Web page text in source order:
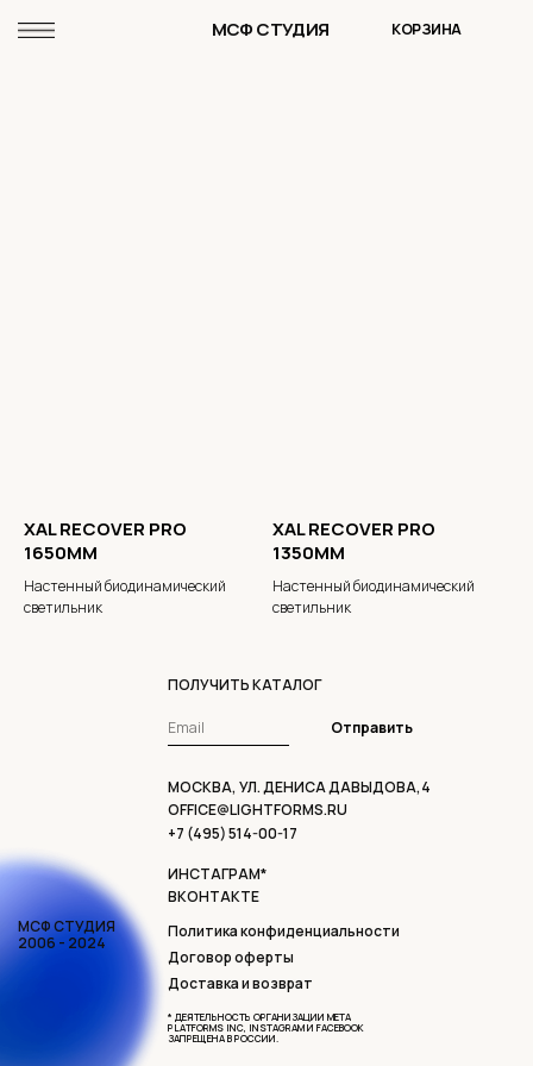
МСФ СТУДИЯ КОРЗИНА
XAL RECOVER PRO
1650MM
Настенный биодинамический
светильник
XAL RECOVER PRO
1350MM
Настенный биодинамический
светильник
МСФ СТУДИЯ
2006 - 2024
МОСКВА, УЛ. ДЕНИСА ДАВЫДОВА,4
ПОЛУЧИТЬ КАТАЛОГ
ИНСТАГРАМ*
ВКОНТАКТЕ
+7 (495) 514-00-17
OFFICE@LIGHTFORMS.RU
Отправить
* ДЕЯТЕЛЬНОСТЬ ОРГАНИЗАЦИИ META
PLATFORMS INC, INSTAGRAM И FACEBOOK
ЗАПРЕЩЕНА В РОССИИ.
Политика конфиденциальности
Договор оферты
Доставка и возврат